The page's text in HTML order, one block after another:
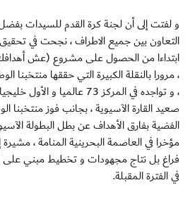
و لفتت إلى أن لجنة كرة القدم للسيدات
التعاون بين جميع الاطراف ، نجحت في
ابتداءا من الحصول على مشروع (عش أهدافك)
، مرورا بالنقلة الكبيرة التي حققها منتخبنا
صعيد القارة الآسيوية ، بجانب فوز منتخبنا
الفضية بفارق الأهداف عن بطل البطولة
مؤخرا في العاصمة البحرينية المنامة ،
فراغ بل نتاج مجهودات و تخطيط مبني على
في الفترة المقبلة.